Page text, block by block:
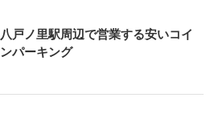
八戸ノ里駅周辺で営業する安いコイ
ンパーキング